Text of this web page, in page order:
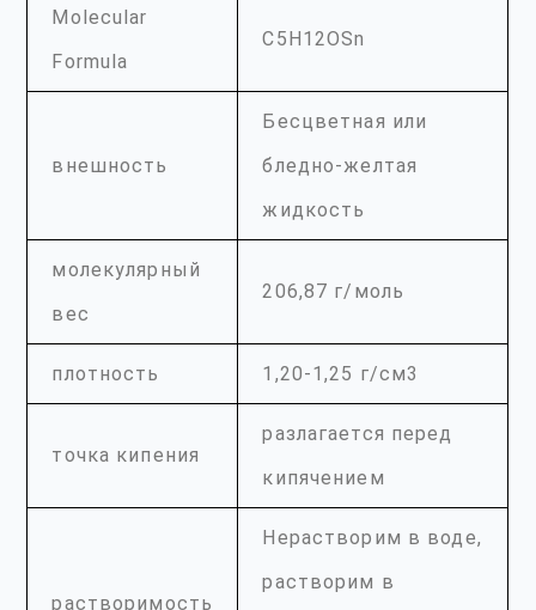
Molecular
Formula
C5H12OSn
внешность
Бесцветная или
бледно-желтая
жидкость
молекулярный
вес
206,87 г/моль
плотность 1,20-1,25 г/см3
точка кипения
разлагается перед
кипячением
растворимость
Нерастворим в воде,
растворим в